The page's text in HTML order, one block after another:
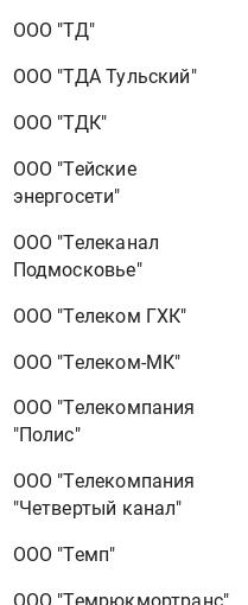
ООО "ТД"
ООО "ТДА Тульский"
ООО "ТДК"
ООО "Тейские
энергосети"
ООО "Телеканал
Подмосковье"
ООО "Телеком ГХК"
ООО "Телеком-МК"
ООО "Телекомпания
"Полис"
ООО "Телекомпания
"Четвертый канал"
ООО "Темп"